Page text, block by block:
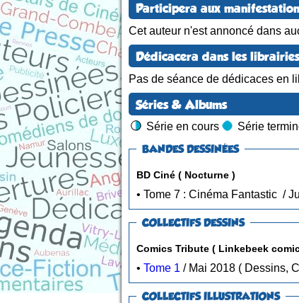
Participera aux
Cet auteur n'est annoncé dans
Dédicacera dans les
Pas de séance de dédicaces en
Séries & Albums
Série en cours Série
BANDES DESSINÉES
BD Ciné ( Nocturne )
COLLECTIFS DESSINS
Comics Tribute ( Linkebeek
• Tome 1 / Mai 2018 (
COLLECTIFS ILLUSTRATIONS